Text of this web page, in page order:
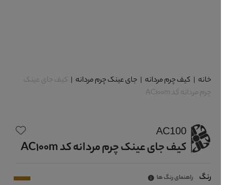
خانه | کیف چرم مردانه| جای عینک چرم مردانه| کیف جای عینک
چرم مردانه کد AC100m
AC100
کیف جای عینک چرم مردانه کد AC100m
رنگ راهنمای رنگ ها